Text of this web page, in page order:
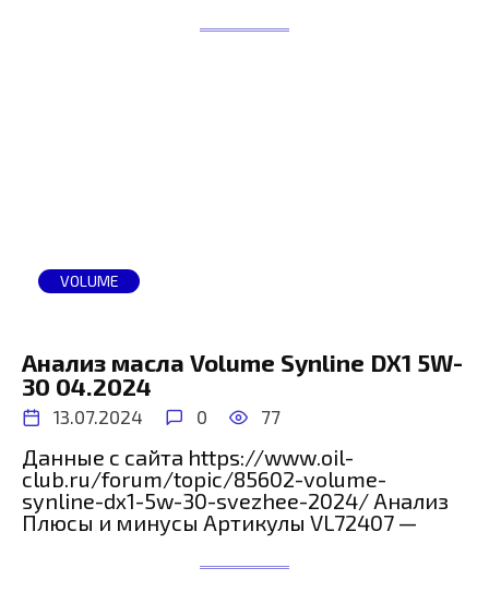
VOLUME
Анализ масла Volume Synline DX1 5W-
30 04.2024
13.07.2024 0 77
Данные с сайта https://www.oil-
club.ru/forum/topic/85602-volume-
synline-dx1-5w-30-svezhee-2024/ Анализ
Плюсы и минусы Артикулы VL72407 —